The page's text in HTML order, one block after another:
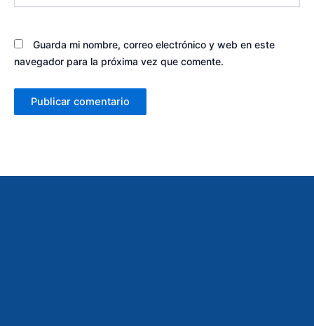
Guarda mi nombre, correo electrónico y web en este
navegador para la próxima vez que comente.